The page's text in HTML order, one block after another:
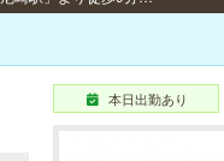
本日出勤あり